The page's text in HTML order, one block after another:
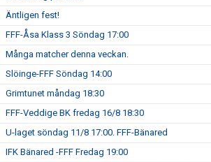
Äntligen fest!
FFF-Åsa Klass 3 Söndag 17:00
Många matcher denna veckan.
Slöinge-FFF Söndag 14:00
Grimtunet måndag 18:30
FFF-Veddige BK fredag 16/8 18:30
U-laget söndag 11/8 17:00. FFF-Bänared
IFK Bänared -FFF Fredag 19:00